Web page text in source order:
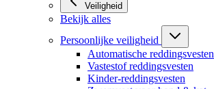
Veiligheid
Bekijk alles
Persoonlijke veiligheid
Automatische reddingsvesten
Vastestof reddingsvesten
Kinder-reddingsvesten